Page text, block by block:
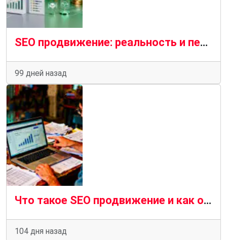
SEO продвижение: реальность и перспективы
99 дней назад
Что такое SEO продвижение и как оно приносит бизнесу заявки
104 дня назад